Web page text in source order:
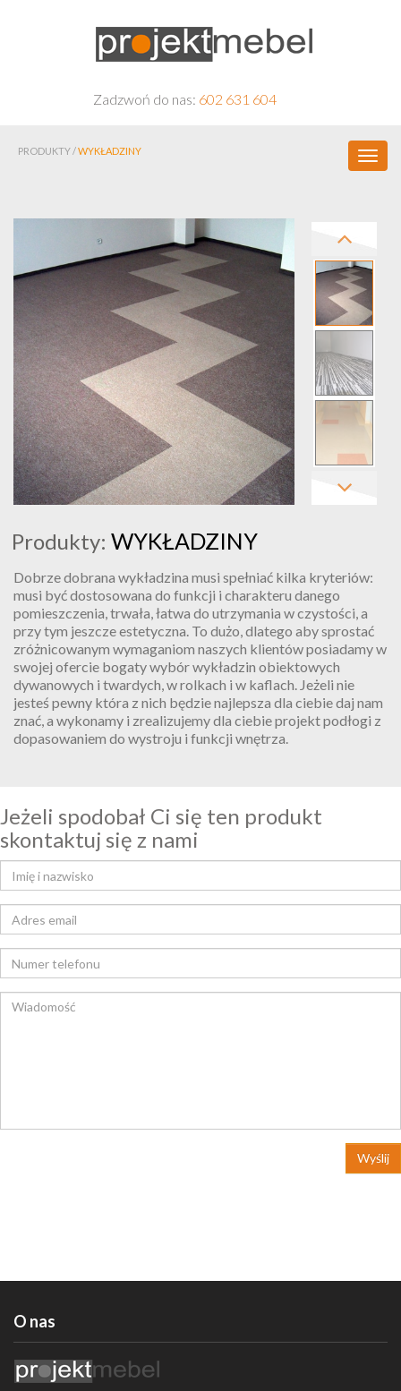
Zadzwoń do nas: 602 631 604
PRODUKTY /WYKŁADZINY
Produkty: WYKŁADZINY
Dobrze dobrana wykładzina musi spełniać kilka kryteriów:
musi być dostosowana do funkcji i charakteru danego
pomieszczenia, trwała, łatwa do utrzymania w czystości, a
przy tym jeszcze estetyczna. To dużo, dlatego aby sprostać
zróżnicowanym wymaganiom naszych klientów posiadamy w
swojej ofercie bogaty wybór wykładzin obiektowych
dywanowych i twardych, w rolkach i w kaflach. Jeżeli nie
jesteś pewny która z nich będzie najlepsza dla ciebie daj nam
znać, a wykonamy i zrealizujemy dla ciebie projekt podłogi z
dopasowaniem do wystroju i funkcji wnętrza.
Jeżeli spodobał Ci się ten produkt
skontaktuj się z nami
Wyślij
O nas